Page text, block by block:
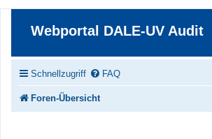
Webportal DALE-UV Audit
Schnellzugriff FAQ
Foren-Übersicht